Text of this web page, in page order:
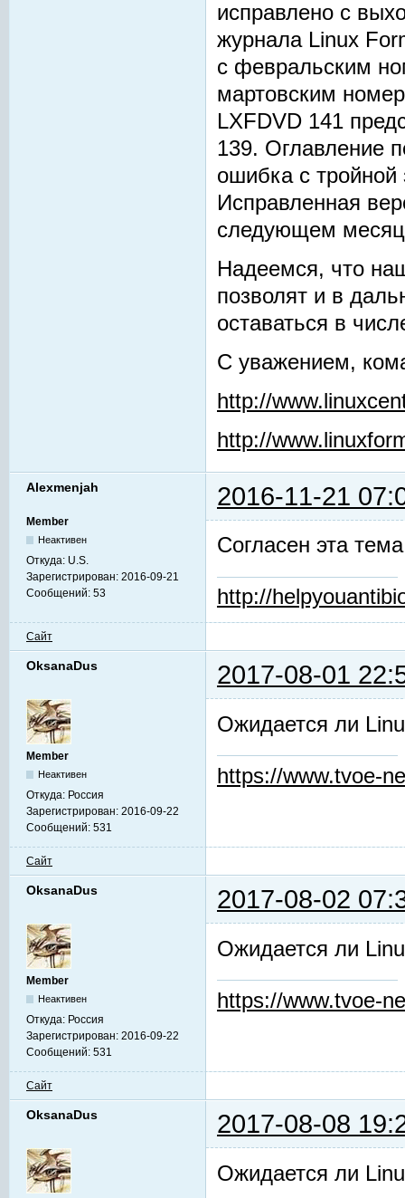
исправлено с
журнала Linux
с февральским
мартовским
LXFDVD 141
139. Оглавление
ошибка с тройной
Исправленная
следующем
Надеемся, что
позволят и в
оставаться в
С уважением,
http://
http://
Alexmenjah 2016-11-21
Member
Неактивен
Откуда: U.S.
Зарегистрирован: 2016-09-21
Сообщений: 53
Согласен эта
http://
Сайт
OksanaDus 2017-08-01
Member
Неактивен
Откуда: Россия
Зарегистрирован: 2016-09-22
Сообщений: 531
Ожидается ли
https://www.tvoe-
Сайт
OksanaDus 2017-08-02
Member
Неактивен
Откуда: Россия
Зарегистрирован: 2016-09-22
Сообщений: 531
Ожидается ли
https://www.tvoe-
Сайт
OksanaDus 2017-08-08
Ожидается ли